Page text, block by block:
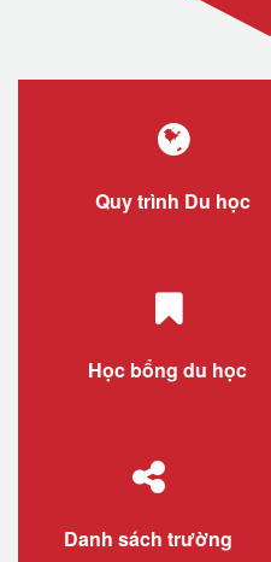
Quy trình Du học
Học bổng du học
Danh sách trường